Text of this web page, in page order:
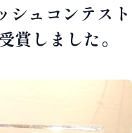
シュコンテスト
しました。